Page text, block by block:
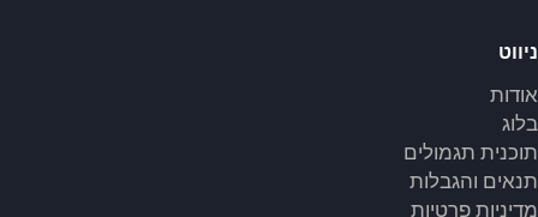
ניווט
אודות
בלוג
תוכנית תגמולים
תנאים והגבלות
מדיניות פרטיות